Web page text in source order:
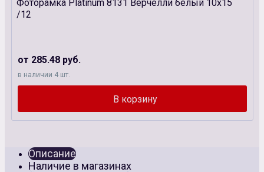
Фоторамка Platinum 8131 Верчелли белый 10х15
/12
от 285.48 руб.
в наличии 4 шт.
Описание
Наличие в магазинах